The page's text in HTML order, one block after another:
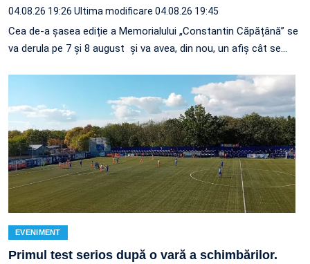
04.08.26 19:26 Ultima modificare 04.08.26 19:45
Cea de-a șasea ediție a Memorialului „Constantin Căpățână” se
va derula pe 7 și 8 august și va avea, din nou, un afiș cât se…
EVENIMENT
Primul test serios după o vară a schimbărilor.